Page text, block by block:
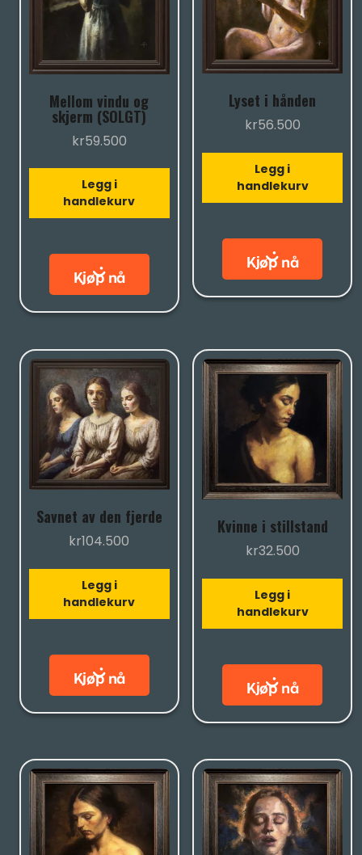
Mellom vindu og
skjerm (SOLGT)
kr59.500
Legg i
handlekurv
Lyset i hånden
kr56.500
Legg i
handlekurv
Savnet av den fjerde
kr104.500
Legg i
handlekurv
Kvinne i stillstand
kr32.500
Legg i
handlekurv